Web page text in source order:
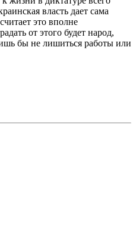
власть дает сама
это вполне
от этого будет народ,
бы не лишиться работы или